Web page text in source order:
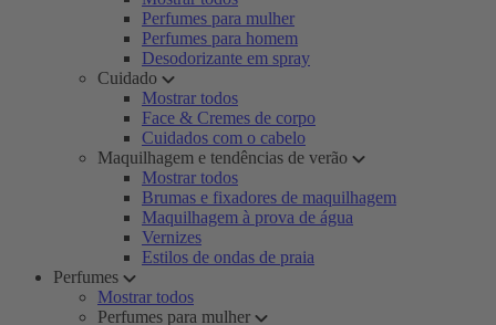
Perfumes para mulher
Perfumes para homem
Desodorizante em spray
Cuidado
Mostrar todos
Face & Cremes de corpo
Cuidados com o cabelo
Maquilhagem e tendências de verão
Mostrar todos
Brumas e fixadores de maquilhagem
Maquilhagem à prova de água
Vernizes
Estilos de ondas de praia
Perfumes
Mostrar todos
Perfumes para mulher